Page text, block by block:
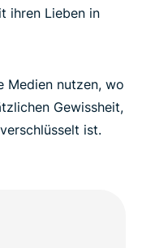
ihren Lieben in
Medien nutzen, wo
Gewissheit,
ist.